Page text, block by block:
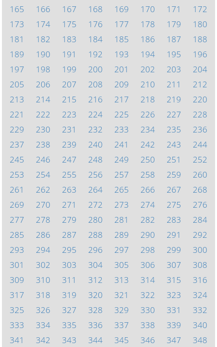
165
166 167 168 169 170 171
172
173
174 175 176 177 178 179
180
181
182 183 184 185 186 187
188
189
190 191 192 193 194 195
196
197
198 199 200 201 202 203
204
205
206 207 208 209 210 211
212
213
214 215 216 217 218 219
220
221
222 223 224 225 226 227
228
229
230 231 232 233 234 235
236
237
238 239 240 241 242 243
244
245
246 247 248 249 250 251
252
253
254 255 256 257 258 259
260
261
262 263 264 265 266 267
268
269
270 271 272 273 274 275
276
277
278 279 280 281 282 283
284
285
286 287 288 289 290 291
292
293
294 295 296 297 298 299
300
301
302 303 304 305 306 307
308
309
310 311 312 313 314 315
316
317
318 319 320 321 322 323
324
325
326 327 328 329 330 331
332
333
334 335 336 337 338 339
340
341
342 343 344 345 346 347 348